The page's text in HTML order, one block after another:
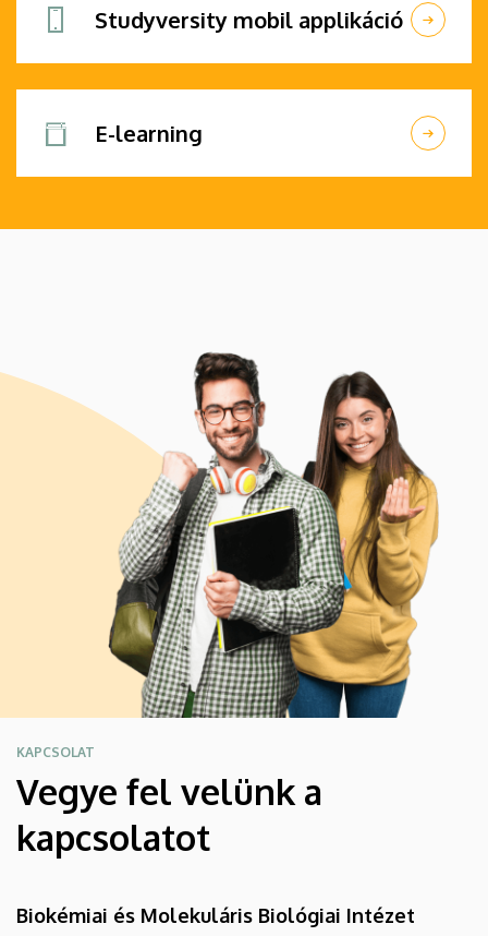
Studyversity mobil applikáció
E-learning
KAPCSOLAT
Vegye fel velünk a
kapcsolatot
Biokémiai és Molekuláris Biológiai Intézet